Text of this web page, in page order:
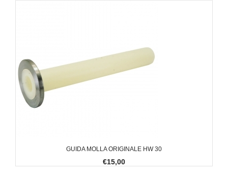
GUIDA MOLLA ORIGINALE HW 30
€15,00